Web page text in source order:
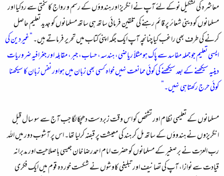
معاشرہ کی تشکیل نوکے لئے آپ نے انگریز اور ہندوؤں کے رسم و رواج کا سختی سے ردکیا اور
مسلمانوں کو دینی شعائر پر قائم رہنے کی تلقین فرمائی ساتھ ہی ساتھ مسلمانوں کو جدید تعلیم حاصل
کرنے کی طرف بھی راغب کیا چنانچہ آپ ایک جگہ اپنی کتاب میں تحریر فرماتے ہیں۔ ”غیردین کی
ایسی تعلیم جوجملہ مفاسد سے پاک ہو مثلاً ریاضی، ہندسہ، حساب، جبر، مقابلہ اور جغرافیہ ضروریات
دینیہ سیکھنے کے بعد سیکھنے کی کوئی ممانعت نہیں خواہ کسی بھی زبان میں ہواور نفس زبان کا سیکھنا
کوئی حرج رکھتاہی نہیں۔”
مسلمانوں کے تعلیمی نظام اور تشخص کو اس وقت زبردست دھچکا لگا جب آج سے سو سال قبل
انگریزوں نے ہندوؤں کے ساتھ مل کر ہند کی معیشت پر قبضہ کرلیا تھا۔ اس پر آشوب دور میں اللہ
رب العزت نے برصغیر کے مسلمانوں کو حضرت امام احمدرضا خان جیسی باصلاحیت اور مدبرانہ
قیادت سے نوازا، آپ کی تصانیف اور تبلیغی کاوشوں نے شکست خور دہ قوم میں ایک فکری